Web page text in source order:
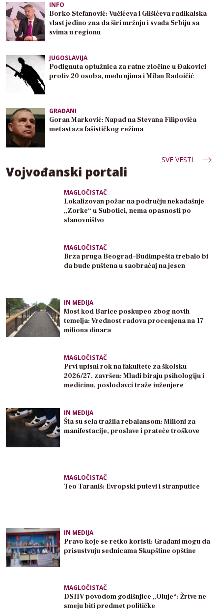
INFO
Borko Stefanović: Vučićeva i Glišićeva radikalska
vlast jedino zna da širi mržnju i svađa Srbiju sa
svima u regionu
JUGOSLAVIJA
Podignuta optužnica za ratne zločine u Đakovici
protiv 20 osoba, među njima i Milan Radoičić
GRAĐANI
Goran Marković: Napad na Stevana Filipovića
metastaza fašističkog režima
SVE VESTI
Vojvođanski portali
MAGLOČISTAČ
Lokalizovan požar na području nekadašnje
„Zorke“ u Subotici, nema opasnosti po
stanovništvo
MAGLOČISTAČ
Brza pruga Beograd–Budimpešta trebalo bi
da bude puštena u saobraćaj na jesen
IN MEDIJA
Most kod Barice poskupeo zbog novih
temelja: Vrednost radova procenjena na 17
miliona dinara
MAGLOČISTAČ
Prvi upisni rok na fakultete za školsku
2026/27. završen: Mladi biraju psihologiju i
medicinu, poslodavci traže inženjere
IN MEDIJA
Šta su sela tražila rebalansom: Milioni za
manifestacije, proslave i prateće troškove
MAGLOČISTAČ
Teo Taraniš: Evropski putevi i stranputice
IN MEDIJA
Pravo koje se retko koristi: Građani mogu da
prisustvuju sednicama Skupštine opštine
MAGLOČISTAČ
DSHV povodom godišnjice „Oluje“: Žrtve ne
smeju biti predmet političke